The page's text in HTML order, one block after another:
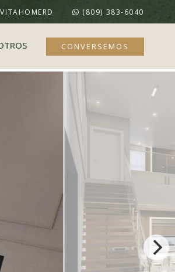
VITAHOMERD (809) 383-6040
CONVERSEMOS